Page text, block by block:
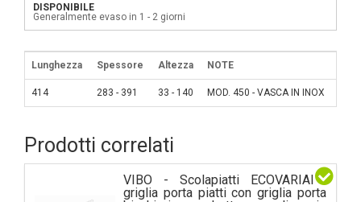
DISPONIBILE
Generalmente evaso in 1 - 2 giorni
Lunghezza Spessore Altezza NOTE
414 283 - 391 33 - 140 MOD. 450 - VASCA IN INOX
Prodotti correlati
VIBO - Scolapiatti ECOVARIANT
griglia porta piatti con griglia porta